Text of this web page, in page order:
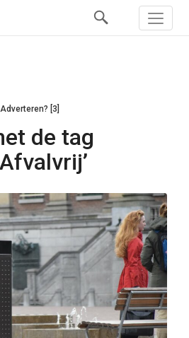
Adverteren? [3]
de tag